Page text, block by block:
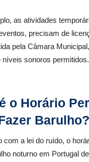
as atividades
precisam de
pela Câmara
níveis sonoros permitidos.
o Horário
Barulho?
com a lei do ruído, o
noturno em Portugal